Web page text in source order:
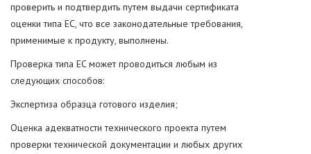
проверить и подтвердить путем выдачи сертификата
оценки типа EC, что все законодательные требования,
применимые к продукту, выполнены.
Проверка типа EC может проводиться любым из
следующих способов:
Экспертиза образца готового изделия;
Оценка адекватности технического проекта путем
проверки технической документации и любых других